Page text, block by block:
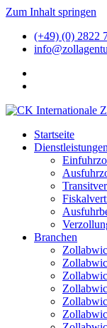
Zum Inhalt springen
(+49) (0) 2822
Startseite
Dienstleistungen
Branchen